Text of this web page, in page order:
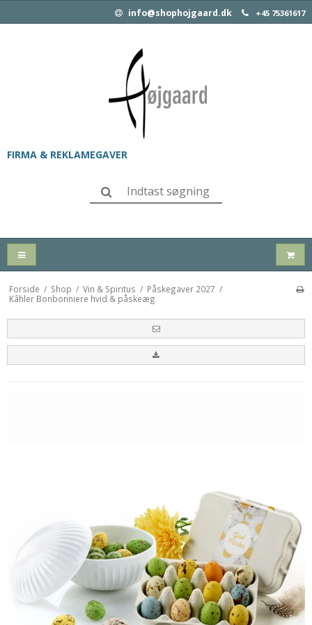
info@shophojgaard.dk +45 75361617
FIRMA & REKLAMEGAVER
Forside / Shop / Vin & Spiritus / Påskegaver 2027 /
Kâhler Bonbonniere hvid & påskeæg